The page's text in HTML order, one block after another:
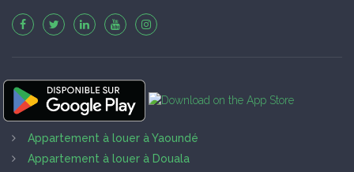
Appartement à louer à Yaoundé
Appartement à louer à Douala